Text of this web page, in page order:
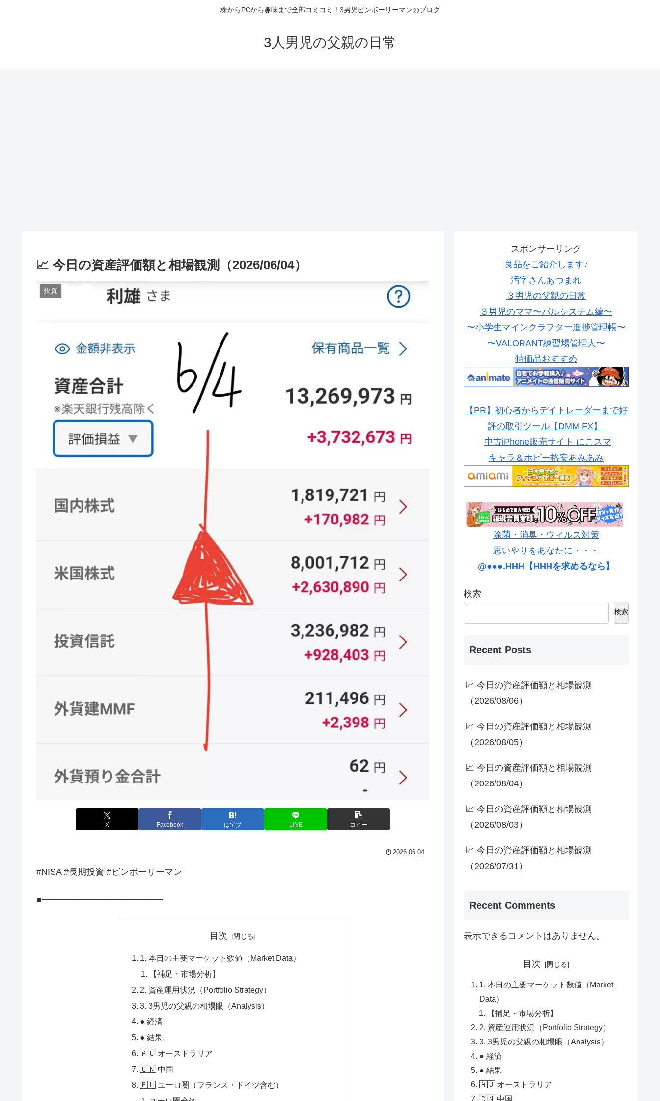
株からPCから趣味まで全部コミコミ！3男児ビンボーリーマンのブログ
3人男児の父親の日常
📈 今日の資産評価額と相場観測（2026/06/04）
投資
X Facebook はてブ LINE コピー
2026.06.04
#NISA #長期投資 #ビンボーリーマン
■───────────────────
目次
1. 本日の主要マーケット数値（Market Data）
【補足・市場分析】
2. 資産運用状況（Portfolio Strategy）
3. 3男児の父親の相場眼（Analysis）
● 経済
● 結果
🇦🇺 オーストラリア
🇨🇳 中国
🇪🇺 ユーロ圏（フランス・ドイツ含む）
スポンサーリンク
良品をご紹介します♪
汚字さんあつまれ
３男児の父親の日常
３男児のママ〜パルシステム編〜
〜小学生マインクラフター進捗管理帳〜
〜VALORANT練習場管理人〜
特価品おすすめ
【PR】初心者からデイトレーダーまで好
評の取引ツール【DMM FX】
中古iPhone販売サイト にこスマ
キャラ＆ホビー格安あみあみ
除菌・消臭・ウィルス対策
思いやりをあなたに・・・
@●●●.HHH【HHHを求めるなら】
検索
検索
Recent Posts
📈 今日の資産評価額と相場観測
（2026/08/06）
📈 今日の資産評価額と相場観測
（2026/08/05）
📈 今日の資産評価額と相場観測
（2026/08/04）
📈 今日の資産評価額と相場観測
（2026/08/03）
📈 今日の資産評価額と相場観測
（2026/07/31）
Recent Comments
表示できるコメントはありません。
目次
1. 本日の主要マーケット数値（Market
Data）
【補足・市場分析】
2. 資産運用状況（Portfolio Strategy）
3. 3男児の父親の相場眼（Analysis）
● 経済
● 結果
🇦🇺 オーストラリア
🇨🇳 中国